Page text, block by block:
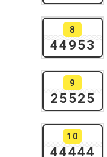
8
44953
9
25525
10
44444